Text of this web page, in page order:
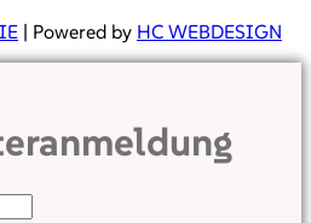
| Powered by HC WEBDESIGN